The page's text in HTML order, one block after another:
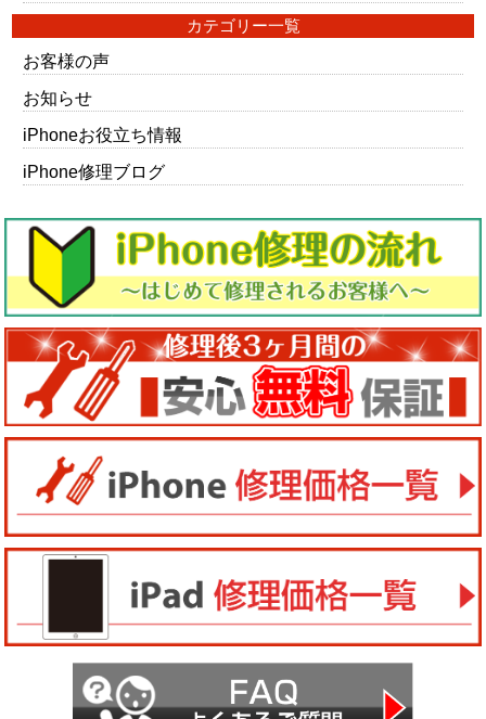
カテゴリー一覧
お客様の声
お知らせ
iPhoneお役立ち情報
iPhone修理ブログ